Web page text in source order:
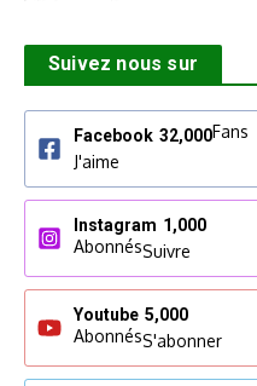
Suivez nous sur
Facebook 32,000Fans
J'aime
Instagram 1,000
AbonnésSuivre
Youtube 5,000
AbonnésS'abonner